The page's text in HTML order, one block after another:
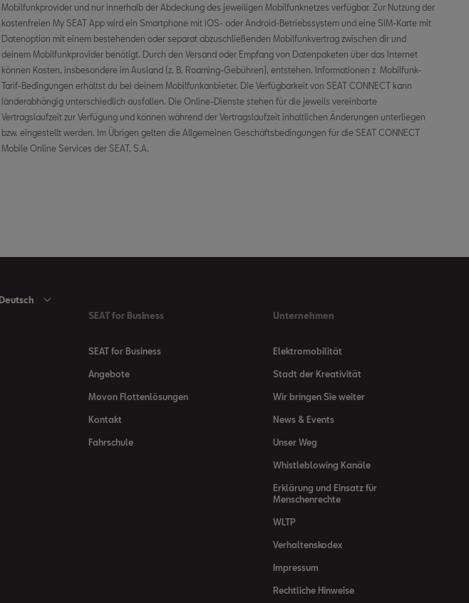
Mobile Online Services der SEAT, S.A.
Deutsch
SEAT for Business
SEAT for Business
Angebote
Movon Flottenlösungen
Kontakt
Fahrschule
Unternehmen
Elektromobilität
Stadt der Kreativität
Wir bringen Sie weiter
News & Events
Unser Weg
Whistleblowing Kanäle
Erklärung und Einsatz für
Menschenrechte
WLTP
Verhaltenskodex
Impressum
Rechtliche Hinweise